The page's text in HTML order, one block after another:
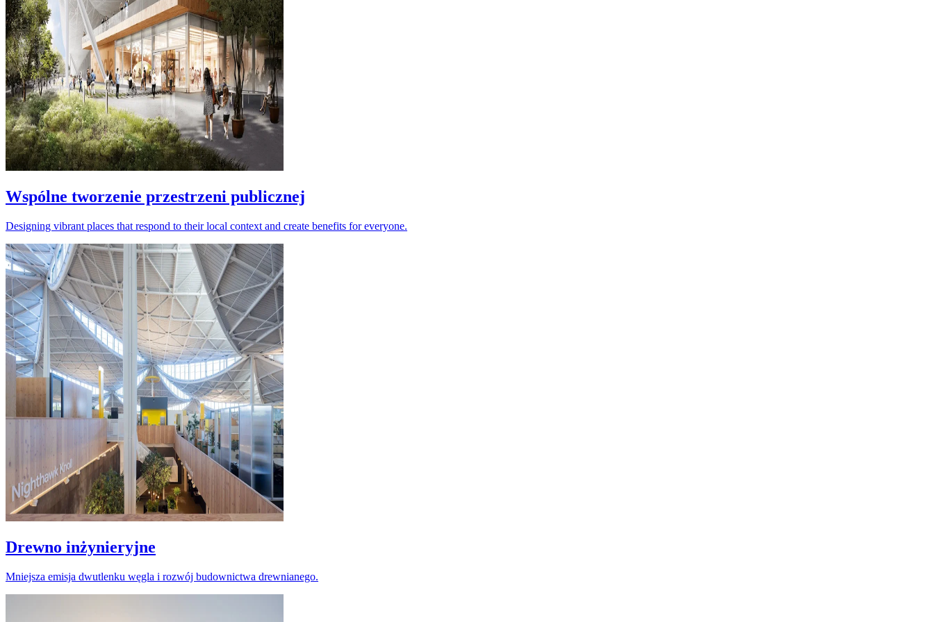
Wspólne tworzenie przestrzeni publicznej
Designing vibrant places that respond to their local context and create benefits for everyone.
Drewno inżynieryjne
Mniejsza emisja dwutlenku węgla i rozwój budownictwa drewnianego.